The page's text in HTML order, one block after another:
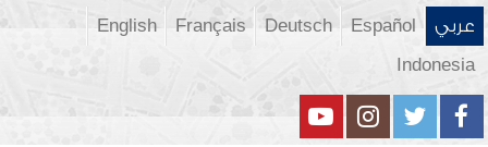
عربي Español
Deutsch
Français
English
Indonesia